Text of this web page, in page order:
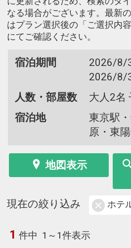
なる場合がございます。最新
はプラン選択後の「ご選択内
にてご確認ください。
宿泊期間
2026/8/
2026/8/
人数・部屋数
大人2名
宿泊地
東京駅
原・東
地図表示
現在の絞り込み ホテ
1 件中 1～1件表示